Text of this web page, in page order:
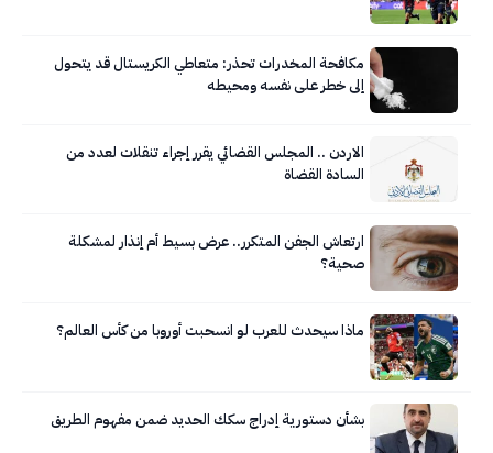
مكافحة المخدرات تحذر: متعاطي الكريستال قد يتحول
إلى خطر على نفسه ومحيطه
الاردن .. المجلس القضائي يقرر إجراء تنقلات لعدد من
السادة القضاة
ارتعاش الجفن المتكرر.. عرض بسيط أم إنذار لمشكلة
صحية؟
ماذا سيحدث للعرب لو انسحبت أوروبا من كأس العالم؟
بشأن دستورية إدراج سكك الحديد ضمن مفهوم الطريق